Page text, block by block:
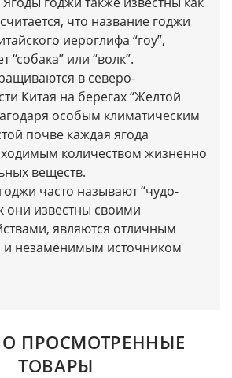
что название годжи
иероглифа “гоу”,
“собака” или “волк”.
в северо-
Китая на берегах “Желтой
особым климатическим
почве каждая ягода
количеством жизненно
веществ.
часто называют “чудо-
они известны своими
являются отличным
и незаменимым источником
ПРОСМОТРЕННЫЕ
ТОВАРЫ